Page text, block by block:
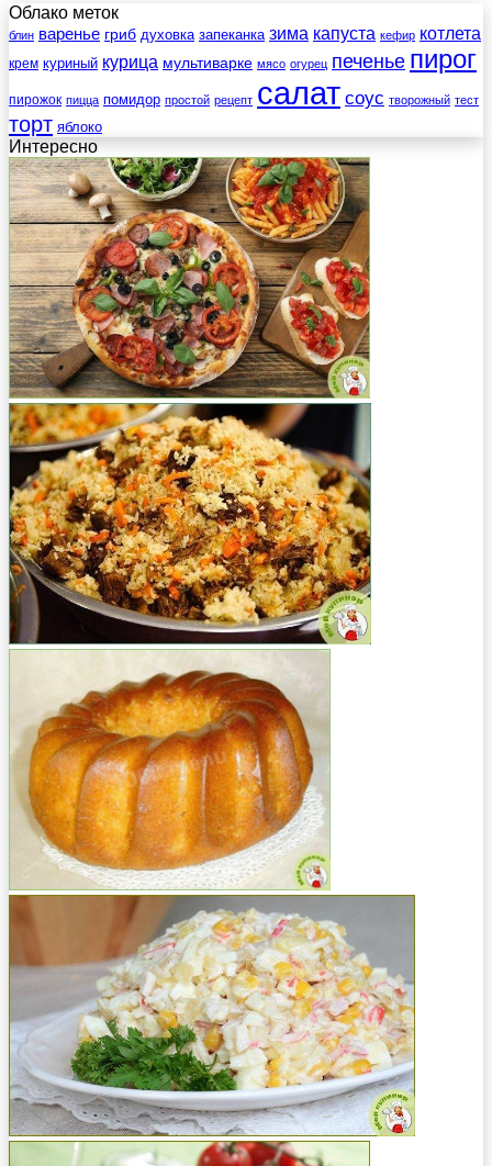
Облако меток
блин варенье гриб духовка запеканка зима капуста кефир котлета
крем куриный курица мультиварке мясо огурец печенье пирог
пирожок пицца помидор простой рецепт салат соус творожный тест
торт яблоко
Интересно